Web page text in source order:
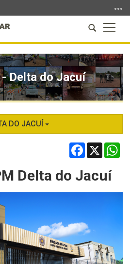
a
Abrir
a
busca
- Delta do Jacuí
DO JACUÍ
Facebook
X
Delta do Jacuí